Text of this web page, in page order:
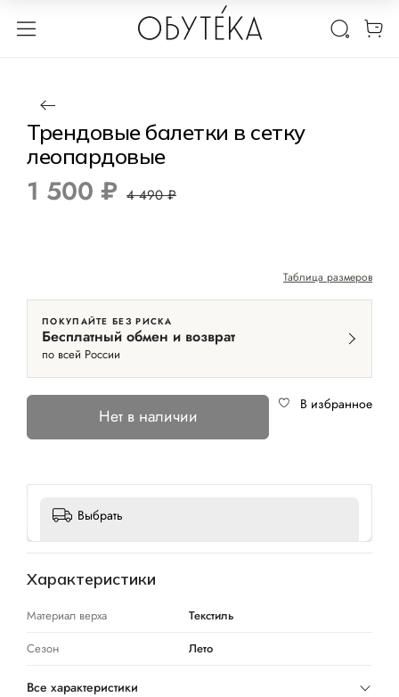
1 / 5
Трендовые балетки в сетку
леопардовые
1 500 ₽ 4 490 ₽
Таблица размеров
ПОКУПАЙТЕ БЕЗ РИСКА
Бесплатный обмен и возврат
по всей России
Нет в наличии
В избранное
Выбрать
Характеристики
Материал верха
Текстиль
Сезон
Лето
Все характеристики